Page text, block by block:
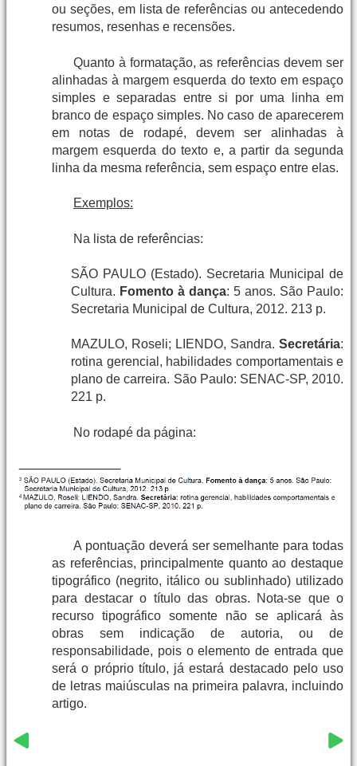
ou seções, em lista de referências ou antecedendo
resumos, resenhas e recensões.
Quanto à formatação, as referências devem ser
alinhadas à margem esquerda do texto em espaço
simples e separadas entre si por uma linha em
branco de espaço simples. No caso de aparecerem
em notas de rodapé, devem ser alinhadas à
margem esquerda do texto e, a partir da segunda
linha da mesma referência, sem espaço entre elas.
Exemplos:
Na lista de referências:
SÃO PAULO (Estado). Secretaria Municipal de
Cultura. Fomento à dança: 5 anos. São Paulo:
Secretaria Municipal de Cultura, 2012. 213 p.
MAZULO, Roseli; LIENDO, Sandra. Secretária:
rotina gerencial, habilidades comportamentais e
plano de carreira. São Paulo: SENAC-SP, 2010.
221 p.
No rodapé da página:
A pontuação deverá ser semelhante para todas
as referências, principalmente quanto ao destaque
tipográfico (negrito, itálico ou sublinhado) utilizado
para destacar o título das obras. Nota-se que o
recurso tipográfico somente não se aplicará às
obras sem indicação de autoria, ou de
responsabilidade, pois o elemento de entrada que
será o próprio título, já estará destacado pelo uso
de letras maiúsculas na primeira palavra, incluindo
artigo.